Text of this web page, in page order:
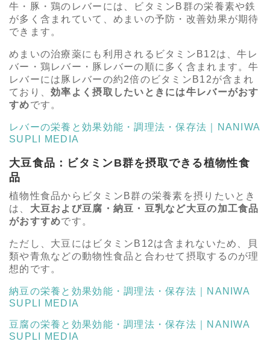
牛・豚・鶏のレバーには、ビタミンB群の栄養素や鉄
が多く含まれていて、めまいの予防・改善効果が期待
できます。
めまいの治療薬にも利用されるビタミンB12は、牛レ
バー・鶏レバー・豚レバーの順に多く含まれます。牛
レバーには豚レバーの約2倍のビタミンB12が含まれ
ており、効率よく摂取したいときには牛レバーがおす
すめです。
レバーの栄養と効果効能・調理法・保存法｜NANIWA
SUPLI MEDIA
大豆食品：ビタミンB群を摂取できる植物性食
品
植物性食品からビタミンB群の栄養素を摂りたいとき
は、 大豆および豆腐・納豆・豆乳など大豆の加工食品
がおすすめです。
ただし、大豆にはビタミンB12は含まれないため、貝
類や青魚などの動物性食品と合わせて摂取するのが理
想的です。
納豆の栄養と効果効能・調理法・保存法｜NANIWA
SUPLI MEDIA
豆腐の栄養と効果効能・調理法・保存法｜NANIWA
SUPLI MEDIA